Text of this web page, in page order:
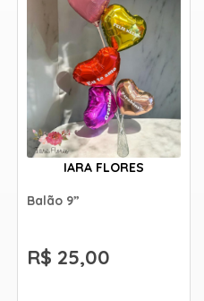
IARA FLORES
Balão 9”
R$ 25,00